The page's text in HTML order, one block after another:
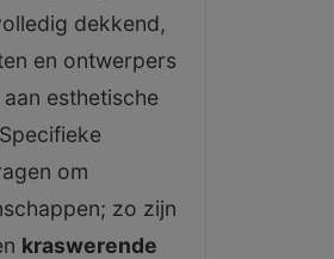
dekkend,
en ontwerpers
esthetische
om
zo zijn
kraswerende